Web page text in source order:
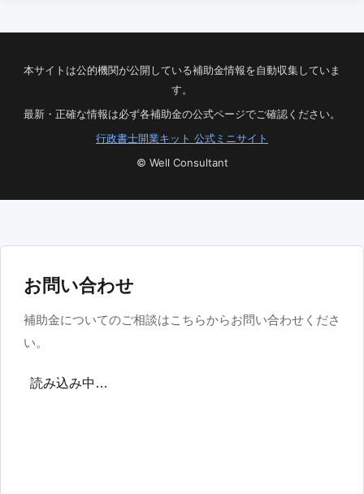
本サイトは公的機関が公開している補助金情報を自動収集していま
す。
最新・正確な情報は必ず各補助金の公式ページでご確認ください。
行政書士開業キット 公式ミニサイト
© Well Consultant
お問い合わせ
補助金についてのご相談はこちらからお問い合わせくださ
い。